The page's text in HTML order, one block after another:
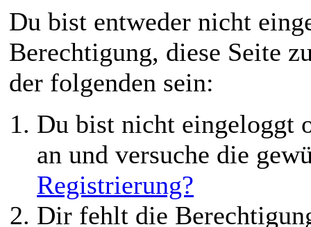
Du bist entweder nicht
Berechtigung, diese Seite
der folgenden sein:
Du bist nicht eingeloggt
an und versuche die
Registrierung?
Dir fehlt die